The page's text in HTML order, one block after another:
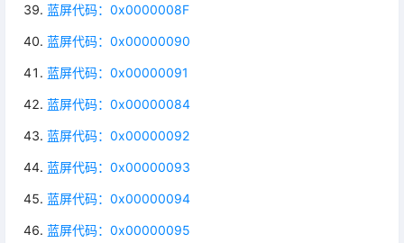
蓝屏代码：0x0000008F
蓝屏代码：0x00000090
蓝屏代码：0x00000091
蓝屏代码：0x00000084
蓝屏代码：0x00000092
蓝屏代码：0x00000093
蓝屏代码：0x00000094
蓝屏代码：0x00000095